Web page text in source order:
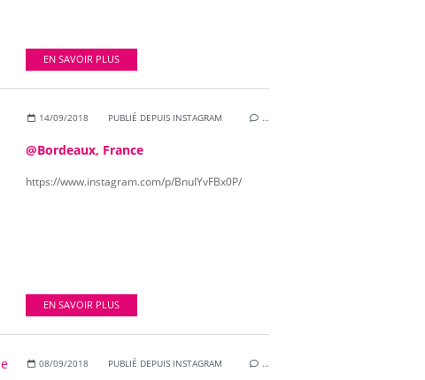
EN SAVOIR PLUS
14/09/2018 PUBLIÉ DEPUIS INSTAGRAM …
@Bordeaux, France
https://www.instagram.com/p/BnuIYvFBx0P/
EN SAVOIR PLUS
08/09/2018 PUBLIÉ DEPUIS INSTAGRAM …